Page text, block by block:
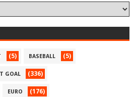
(5) BASEBALL (5)
GOAL (336)
EURO (176)